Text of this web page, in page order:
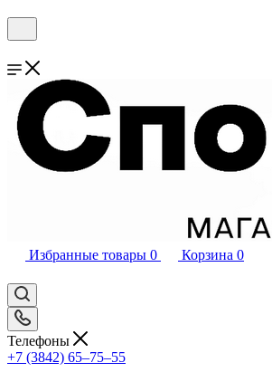
Избранные товары 0 Корзина 0
Телефоны
+7 (3842) 65–75–55